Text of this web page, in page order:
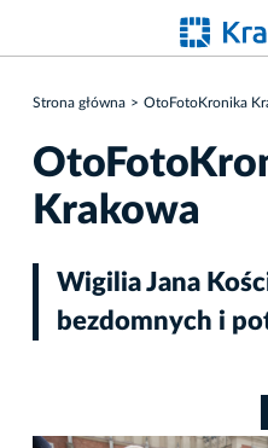
Strona główna OtoFotoKronika
Krakowa
Wigilia Jana
bezdomnych i